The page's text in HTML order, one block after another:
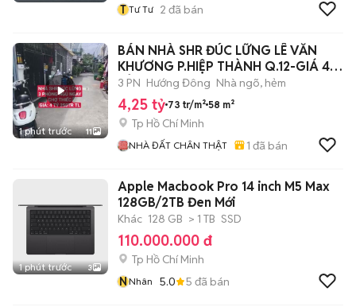
T Tư Tư 2 đã bán
1 phút trước 11
BÁN NHÀ SHR ĐÚC LỮNG LÊ VĂN
KHƯƠNG P.HIỆP THÀNH Q.12-GIÁ 4
TỶ 250TR TL
3 PN Hướng Đông Nhà ngõ, hẻm
4,25 tỷ 73 tr/m² 58 m²
Tp Hồ Chí Minh
NHÀ ĐẤT CHÂN THẬT 1 đã bán
1 phút trước 3
Apple Macbook Pro 14 inch M5 Max
128GB/2TB Đen Mới
Khác 128 GB > 1 TB SSD
110.000.000 đ
Tp Hồ Chí Minh
NNhân 5.0 5 đã bán